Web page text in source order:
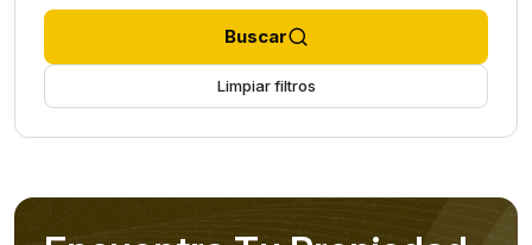
Buscar
Limpiar filtros